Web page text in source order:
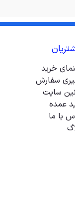
خرید
سفارش
سایت
عمده
با ما